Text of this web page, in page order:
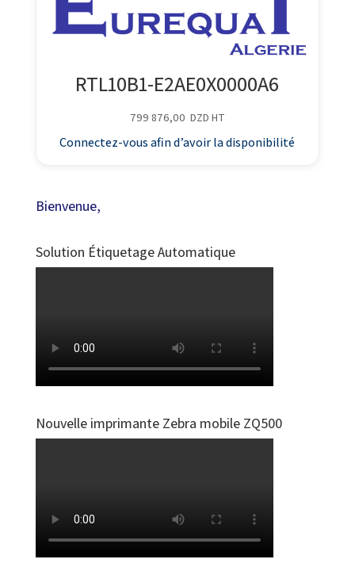
RTL10B1-E2AE0X0000A6
799 876,00 DZD HT
Connectez-vous afin d’avoir la disponibilité
Bienvenue,
Solution Étiquetage Automatique
Nouvelle imprimante Zebra mobile ZQ500